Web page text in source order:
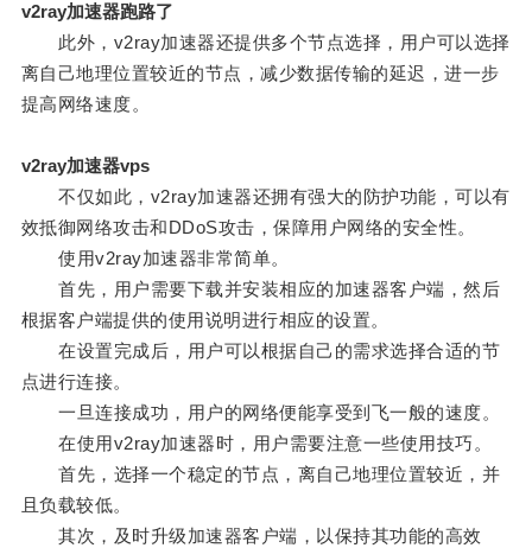
v2ray加速器跑路了
此外，v2ray加速器还提供多个节点选择，用户可以选择
离自己地理位置较近的节点，减少数据传输的延迟，进一步
提高网络速度。
v2ray加速器vps
不仅如此，v2ray加速器还拥有强大的防护功能，可以有
效抵御网络攻击和DDoS攻击，保障用户网络的安全性。
使用v2ray加速器非常简单。
首先，用户需要下载并安装相应的加速器客户端，然后
根据客户端提供的使用说明进行相应的设置。
在设置完成后，用户可以根据自己的需求选择合适的节
点进行连接。
一旦连接成功，用户的网络便能享受到飞一般的速度。
在使用v2ray加速器时，用户需要注意一些使用技巧。
首先，选择一个稳定的节点，离自己地理位置较近，并
且负载较低。
其次，及时升级加速器客户端，以保持其功能的高效